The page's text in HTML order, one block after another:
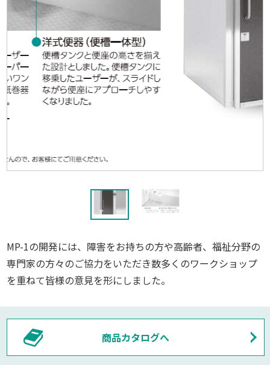
MP-1の開発には、障害をお持ちの方や高齢者、福祉分野の
専門家の方々のご協力をいただき数多くのワークショップ
を重ねて皆様の意見を形にしました。
商品カタログへ